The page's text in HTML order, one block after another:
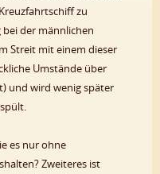
zu
bei der männlichen
Streit mit einem dieser
Umstände über
und wird wenig später
es nur ohne
Zweiteres ist